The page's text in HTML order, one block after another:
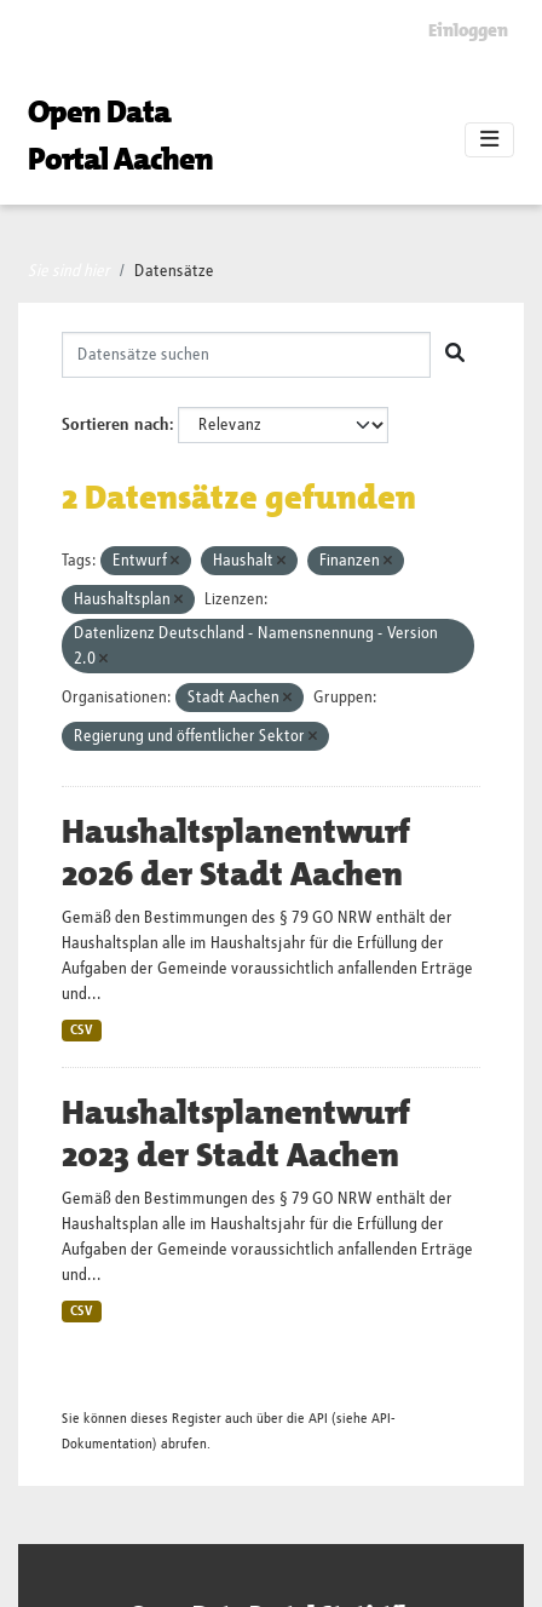
Einloggen
Open Data
Portal Aachen
Datensätze
Sortieren nach
2 Datensätze gefunden
Tags: Entwurf Haushalt Finanzen
Haushaltsplan
Lizenzen:
Datenlizenz Deutschland - Namensnennung - Version
2.0
Organisationen: Stadt Aachen Gruppen:
Regierung und öffentlicher Sektor
Haushaltsplanentwurf
2026 der Stadt Aachen
Gemäß den Bestimmungen des § 79 GO NRW enthält der
Haushaltsplan alle im Haushaltsjahr für die Erfüllung der
Aufgaben der Gemeinde voraussichtlich anfallenden Erträge
und...
CSV
Haushaltsplanentwurf
2023 der Stadt Aachen
Gemäß den Bestimmungen des § 79 GO NRW enthält der
Haushaltsplan alle im Haushaltsjahr für die Erfüllung der
Aufgaben der Gemeinde voraussichtlich anfallenden Erträge
und...
CSV
Sie können dieses Register auch über die API (siehe API-
Dokumentation) abrufen.